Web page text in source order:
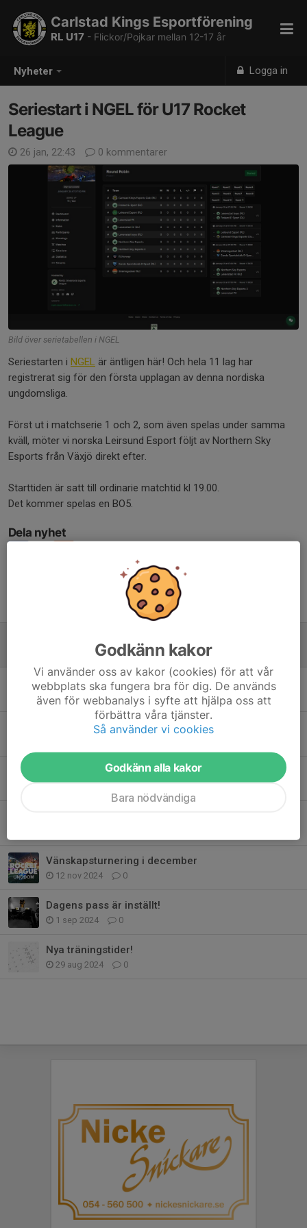
Nyheter Logga in
Carlstad Kings Esportförening
RL U17 - Flickor/Pojkar mellan 12-17 år
Seriestart i NGEL för U17 Rocket
League
26 jan, 22:43 0 kommentarer
Bild över serietabellen i NGEL
Seriestarten i NGEL är äntligen här! Och hela 11 lag har
registrerat sig för den första upplagan av denna nordiska
ungdomsliga.
Först ut i matchserie 1 och 2, som även spelas under samma
kväll, möter vi norska Leirsund Esport följt av Northern Sky
Esports från Växjö direkt efter.
Starttiden är satt till ordinarie matchtid kl 19.00.
Det kommer spelas en BO5.
Dela nyhet
26 jan, 22:43 0
Terminsstart Våren 2026
4 jan, 21:07 2
Turneringsseger för U17 Rocket League
Terminsavslutning med turnering i Jönköping
Vänskapsturnering i december
12 nov 2024 0
Dagens pass är inställt!
1 sep 2024 0
Nya träningstider!
29 aug 2024 0
Godkänn kakor
Vi använder oss av kakor (cookies) för att vår
webbplats ska fungera bra för dig. De används
även för webbanalys i syfte att hjälpa oss att
förbättra våra tjänster.
Så använder vi cookies
Godkänn alla kakor
Bara nödvändiga